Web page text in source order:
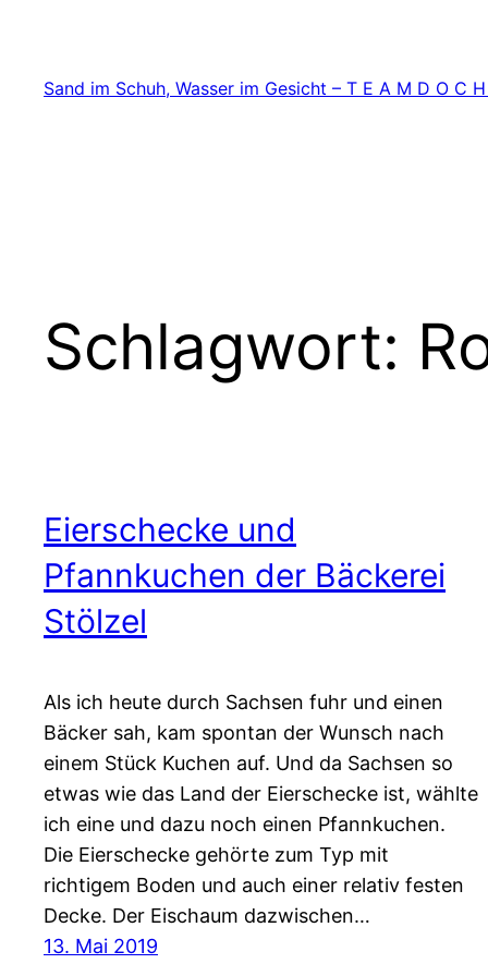
springen
Sand im Schuh, Wasser im Gesicht – T E A M D O C
Schlagwort:
Eierschecke und
Pfannkuchen der Bäckerei
Stölzel
Als ich heute durch Sachsen fuhr und einen
Bäcker sah, kam spontan der Wunsch nach
einem Stück Kuchen auf. Und da Sachsen so
etwas wie das Land der Eierschecke ist, wählte
ich eine und dazu noch einen Pfannkuchen.
Die Eierschecke gehörte zum Typ mit
richtigem Boden und auch einer relativ festen
Decke. Der Eischaum dazwischen…
13. Mai 2019